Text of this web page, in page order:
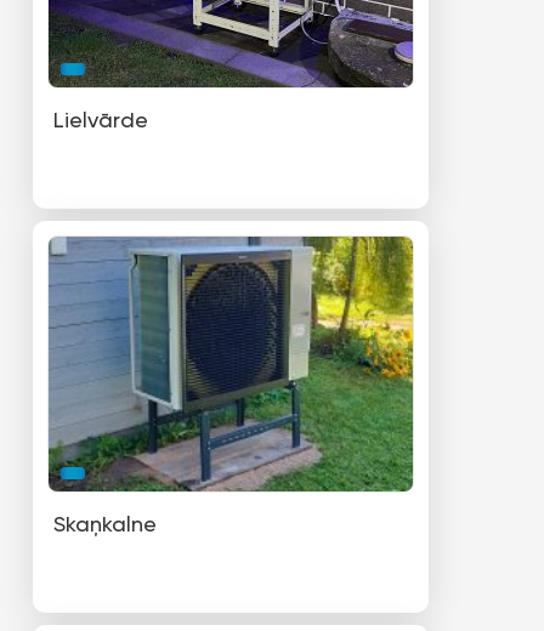
Lielvārde
Skaņkalne